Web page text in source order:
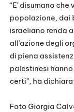
“E’ disumano
popolazione, dai
israeliano renda
all’azione degli
di piena
palestinesi
certi”, ha
Foto Giorgia